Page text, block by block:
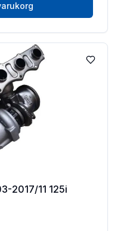
Lägg till
2017/11 125i